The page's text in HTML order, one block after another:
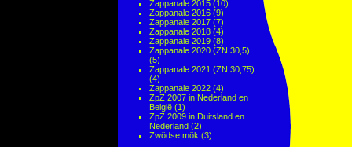
Zappanale 2015 (10)
Zappanale 2016 (9)
Zappanale 2017 (7)
Zappanale 2018 (4)
Zappanale 2019 (8)
Zappanale 2020 (ZN 30,5)
(5)
Zappanale 2021 (ZN 30,75)
(4)
Zappanale 2022 (4)
ZpZ 2007 in Nederland en
België (1)
ZpZ 2009 in Duitsland en
Nederland (2)
Zwödse mök (3)